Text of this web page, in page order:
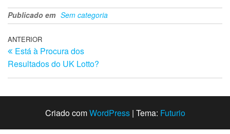
Publicado em Sem categoria
Navegação
de
artigos
Artigo
anterior
ANTERIOR
Está à Procura dos
Resultados do UK Lotto?
Criado comWordPress | Tema: Futurio